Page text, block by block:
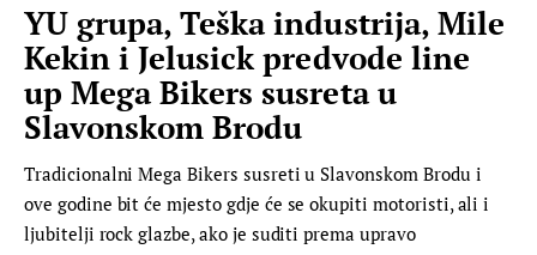
YU grupa, Teška industrija, Mile
Kekin i Jelusick predvode line
up Mega Bikers susreta u
Slavonskom Brodu
Tradicionalni Mega Bikers susreti u Slavonskom Brodu i
ove godine bit će mjesto gdje će se okupiti motoristi, ali i
ljubitelji rock glazbe, ako je suditi prema upravo